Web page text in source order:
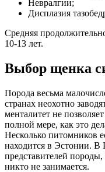
Невралгии;
Дисплазия
Средняя
10-13 лет.
Выбор щенка
Порода весьма
странах неохотно
менталитет не
полной мере, как это
Несколько питомников
находится в Эстонии. В
представителей
никто не занимается.